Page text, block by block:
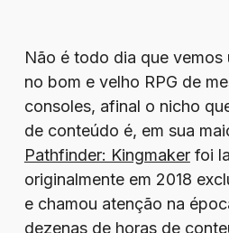
Não é todo dia que vemos
no bom e velho RPG de
consoles, afinal o nicho
de conteúdo é, em sua
Pathfinder: Kingmakerfoi
originalmente em 2018
e chamou atenção na
dezenas de horas de